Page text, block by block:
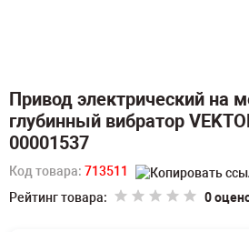
Привод электрический на
глубинный вибратор
00001537
Код товара: 713511
Рейтинг товара:
0